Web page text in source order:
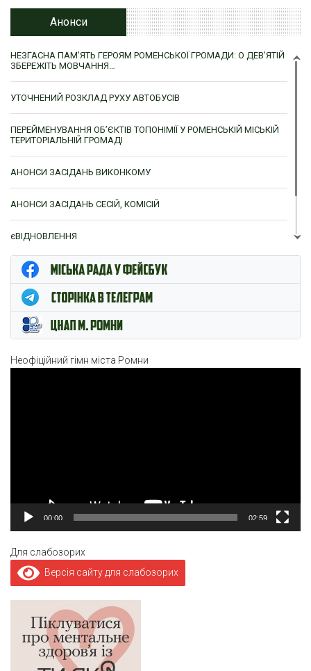
Анонси
НЕЗГАСНА ПАМ’ЯТЬ ГЕРОЯМ РОМЕНСЬКОЇ ГРОМАДИ: О ДЕВ’ЯТІЙ
ЗБЕРЕЖІТЬ МОВЧАННЯ…
УТОЧНЕНИЙ РОЗКЛАД РУХУ АВТОБУСІВ
ПЕРЕЙМЕНУВАННЯ ОБ’ЄКТІВ ТОПОНІМІЇ У РОМЕНСЬКІЙ МІСЬКІЙ
ТЕРИТОРІАЛЬНІЙ ГРОМАДІ
АНОНСИ ЗАСІДАНЬ ВИКОНКОМУ
АНОНСИ ЗАСІДАНЬ СЕСІЙ, КОМІСІЙ
єВІДНОВЛЕННЯ
ЦНАП м. Ромни
Неофіційний гімн міста Ромни
00:00 02:59
Для слабозорих
Версія сайту для слабозорих